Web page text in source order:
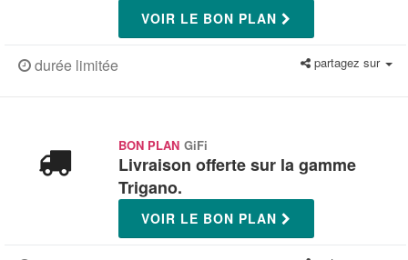
VOIR LE BON PLAN
durée limitée partagez sur
BON PLAN GiFi
Livraison offerte sur la gamme
Trigano.
VOIR LE BON PLAN